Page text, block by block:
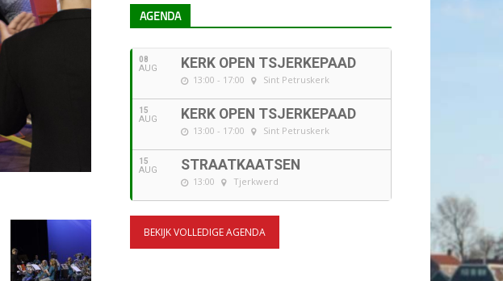
AGENDA
08
AUG KERK OPEN TSJERKEPAAD
13:00 - 17:00 Sint Petruskerk
15
AUG KERK OPEN TSJERKEPAAD
13:00 - 17:00 Sint Petruskerk
15
AUG STRAATKAATSEN
13:00 Tjerkwerd
BEKIJK VOLLEDIGE AGENDA